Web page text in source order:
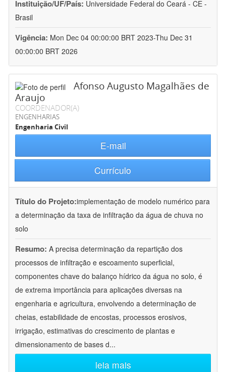
Instituição/UF/País: Universidade Federal do Ceará - CE -
Brasil
Vigência: Mon Dec 04 00:00:00 BRT 2023-Thu Dec 31
00:00:00 BRT 2026
Afonso Augusto Magalhães de
Araujo
COORDENADOR(A)
ENGENHARIAS
Engenharia Civil
E-mail
Currículo
Título do Projeto:implementação de modelo numérico para
a determinação da taxa de infiltração da água de chuva no
solo
Resumo: A precisa determinação da repartição dos
processos de infiltração e escoamento superficial,
componentes chave do balanço hídrico da água no solo, é
de extrema importância para aplicações diversas na
engenharia e agricultura, envolvendo a determinação de
cheias, estabilidade de encostas, processos erosivos,
irrigação, estimativas do crescimento de plantas e
dimensionamento de bases d...
leia mais